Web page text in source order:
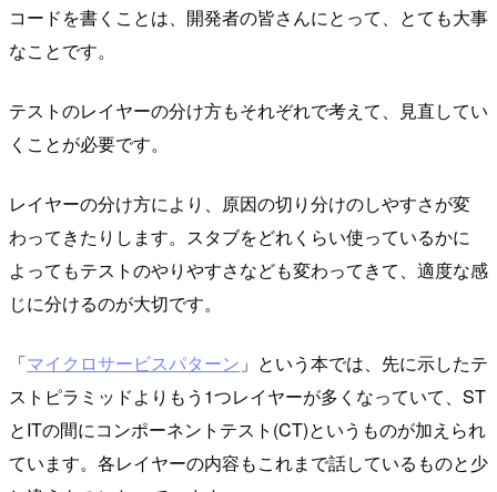
コードを書くことは、開発者の皆さんにとって、とても大事
なことです。
テストのレイヤーの分け方もそれぞれで考えて、見直してい
くことが必要です。
レイヤーの分け方により、原因の切り分けのしやすさが変
わってきたりします。スタブをどれくらい使っているかに
よってもテストのやりやすさなども変わってきて、適度な感
じに分けるのが大切です。
「マイクロサービスパターン 」という本では、先に示したテ
ストピラミッドよりもう1つレイヤーが多くなっていて、ST
とITの間にコンポーネントテスト(CT)というものが加えられ
ています。各レイヤーの内容もこれまで話しているものと少